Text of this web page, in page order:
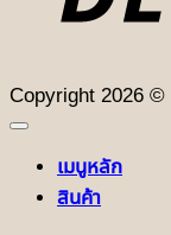
Copyright 2026 ©
เมนูหลัก
สินค้า